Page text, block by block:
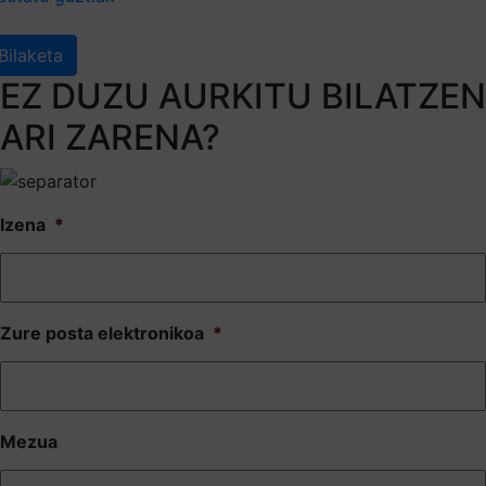
EZ DUZU AURKITU BILATZEN
ARI ZARENA?
Izena *
Zure posta elektronikoa *
Mezua